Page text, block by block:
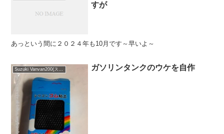
すが
あっという間に２０２４年も10月です～早いよ～
ガソリンタンクのウケを自作